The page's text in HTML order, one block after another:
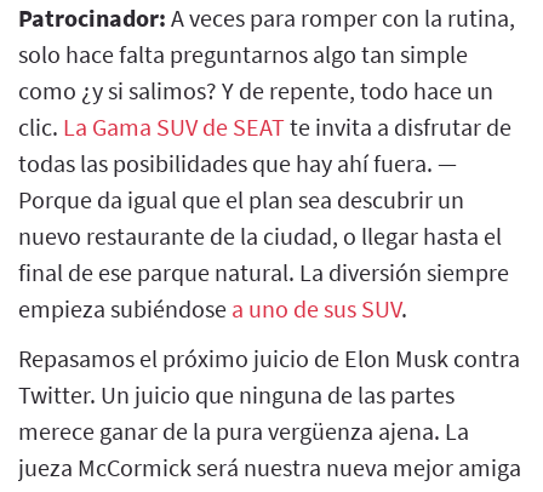
Patrocinador: A veces para romper con la rutina,
solo hace falta preguntarnos algo tan simple
como ¿y si salimos? Y de repente, todo hace un
clic. La Gama SUV de SEATte invita a disfrutar de
todas las posibilidades que hay ahí fuera. —
Porque da igual que el plan sea descubrir un
nuevo restaurante de la ciudad, o llegar hasta el
final de ese parque natural. La diversión siempre
empieza subiéndose a uno de sus SUV.
Repasamos el próximo juicio de Elon Musk contra
Twitter. Un juicio que ninguna de las partes
merece ganar de la pura vergüenza ajena. La
jueza McCormick será nuestra nueva mejor amiga